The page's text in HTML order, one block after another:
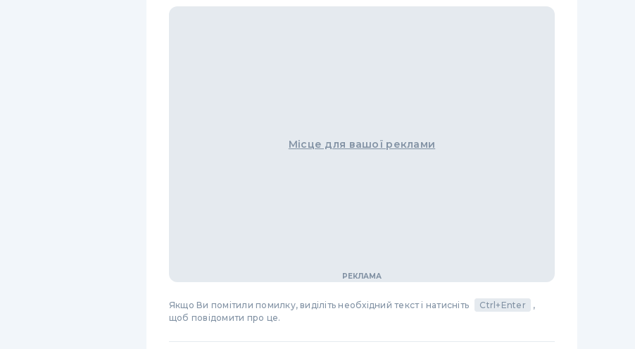
Місце для вашої реклами
Якщо Ви помітили помилку, виділіть необхідний текст і натисніть Ctrl+Enter
,
щоб повідомити про це.